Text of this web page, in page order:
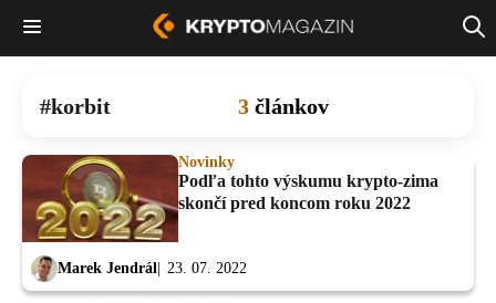
korbit 3 článkov
Novinky
Podľa tohto výskumu krypto-zima
skončí pred koncom roku 2022
Marek Jendrál 23. 07. 2022